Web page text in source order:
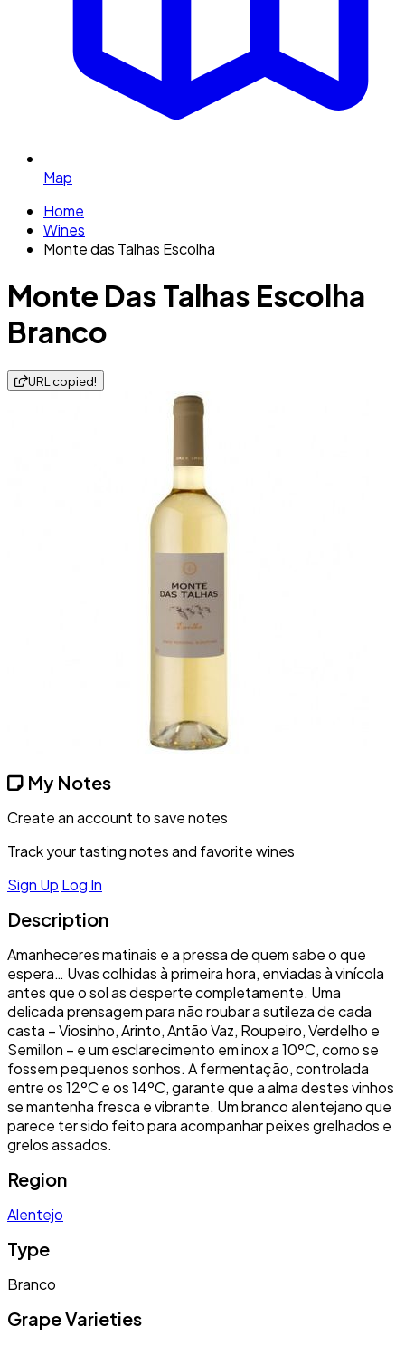
Map
Home
Wines
Monte das Talhas Escolha
Monte Das Talhas Escolha
Branco
URL copied!
My Notes
Create an account to save notes
Track your tasting notes and favorite wines
Sign Up Log In
Description
Amanheceres matinais e a pressa de quem sabe o que
espera… Uvas colhidas à primeira hora, enviadas à vinícola
antes que o sol as desperte completamente. Uma
delicada prensagem para não roubar a sutileza de cada
casta – Viosinho, Arinto, Antão Vaz, Roupeiro, Verdelho e
Semillon – e um esclarecimento em inox a 10ºC, como se
fossem pequenos sonhos. A fermentação, controlada
entre os 12ºC e os 14ºC, garante que a alma destes vinhos
se mantenha fresca e vibrante. Um branco alentejano que
parece ter sido feito para acompanhar peixes grelhados e
grelos assados.
Region
Alentejo
Type
Branco
Grape Varieties